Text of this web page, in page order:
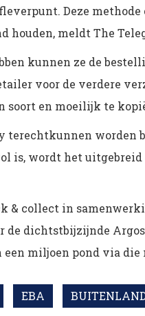
Deze methode
houden, meldt The
kunnen ze de
voor de verdere
en moeilijk te
terechtkunnen worden
is, wordt het
& collect in
de dichtstbijzijnde
miljoen pond via
EBA